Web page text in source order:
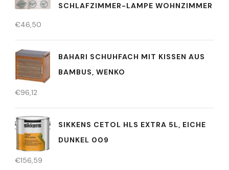
SCHLAFZIMMER-LAMPE WOHNZIMMER
€46,50
BAHARI SCHUHFACH MIT KISSEN AUS
BAMBUS, WENKO
€96,12
SIKKENS CETOL HLS EXTRA 5L, EICHE
DUNKEL 009
€156,59